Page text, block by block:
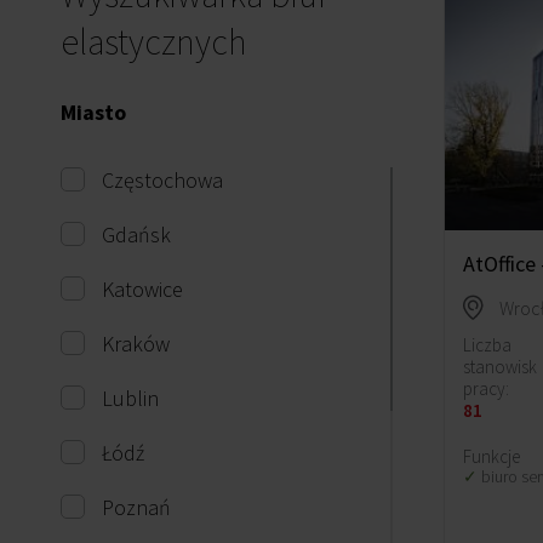
elastycznych
Miasto
Częstochowa
Gdańsk
Katowice
Kraków
Lublin
Łódź
Poznań
AtOffice
Liczba
stanowisk
pracy:
81
Funkcje
biuro